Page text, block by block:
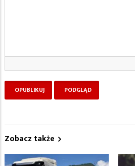
Zobacz także